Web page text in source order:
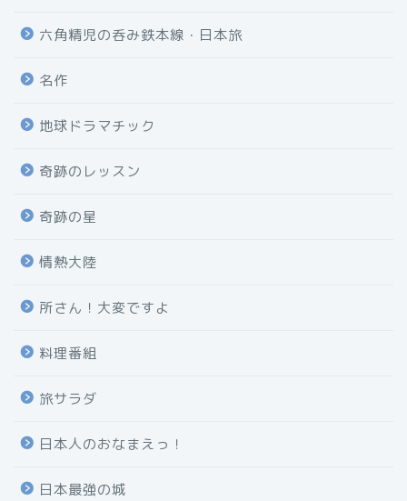
六角精児の呑み鉄本線・日本旅
名作
地球ドラマチック
奇跡のレッスン
奇跡の星
情熱大陸
所さん！大変ですよ
料理番組
旅サラダ
日本人のおなまえっ！
日本最強の城